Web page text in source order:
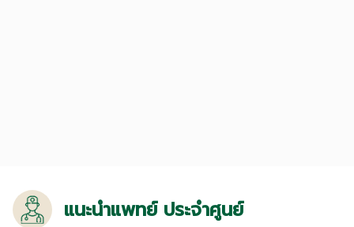
แนะนำแพทย์ ประจำศูนย์